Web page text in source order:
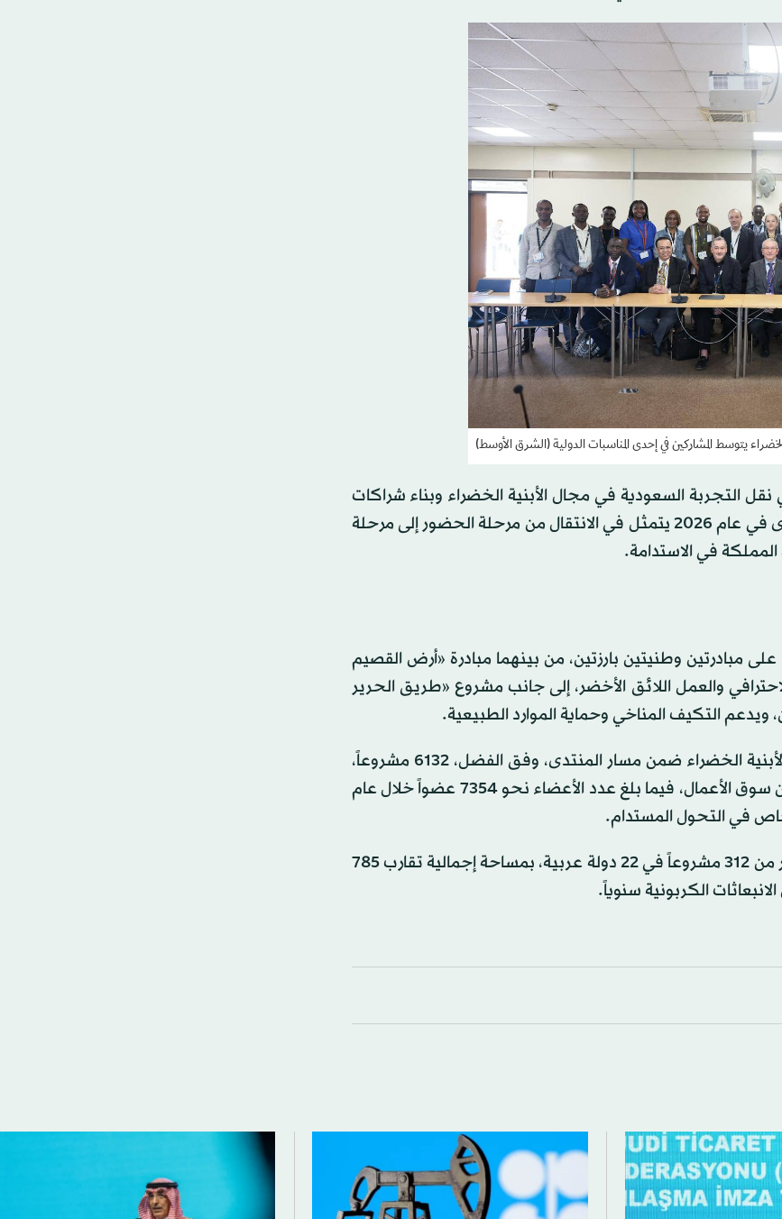
يتوسط المشاركين في إحدى المناسبات الدولية (الشرق الأوسط)
التجربة السعودية في مجال الأبنية الخضراء وبناء شراكات
مع برامج أممية وشبكات دولية فاعلة، مؤكداً أن طموح المنتدى في عام 2026 يتمثل في الانتقال من مرحلة الحضور إلى مرحلة
في الاستدامة.
مبادرتين وطنيتين بارزتين، من بينهما مبادرة «أرض القصيم
والعمل اللائق الأخضر، إلى جانب مشروع «طريق الحرير
ويدعم التكيف المناخي وحماية الموارد الطبيعية.
وبلغ إجمالي عدد المشاريع المسجّلة والحاصلة على شهادات الأبنية الخضراء ضمن مسار المنتدى، وفق الفضل، 6132 مشروعاً،
إلى جانب تفعيل 11 مبادرة في الإنتاج المعرفي والشراكات ضمن سوق الأعمال، فيما بلغ عدد الأعضاء نحو 7354 عضواً خلال عام
وأوضح الفضل أن المنتدى سجّل خلال 2025 عبر «سعف» أكثر من 312 مشروعاً في 22 دولة عربية، بمساحة إجمالية تقارب 785